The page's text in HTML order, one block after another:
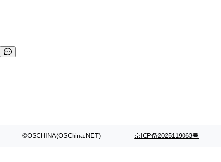
©OSCHINA(OSChina.NET) 京ICP备2025119063号